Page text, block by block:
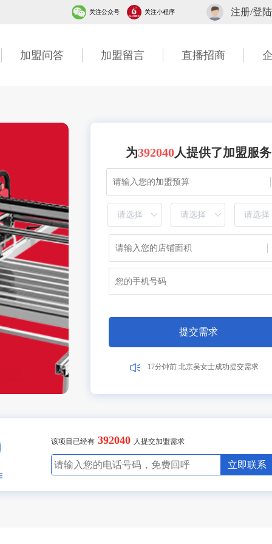
关注公众号 关注小程序 注册/登陆
加盟问答 加盟留言 直播招商
为392040人提供了加盟服务
提交需求
6分钟前 广东李女士成功提交需求
1分钟前 湖北张先生成功提交需求
2分钟前 山东高先生成功提交需求
3分钟前 广东古先生成功提交需求
10分钟前 四川贺先生成功提交需求
27分钟前 北京吴女士成功提交需求
10分钟前 四川贺先生成功提交需求
9分钟前 北京吴女士成功提交需求
2分钟前 山东甘先生成功提交需求
5分钟前 广东古先生成功提交需求
1分钟前 湖北胡先生成功提交需求
10分钟前 四川贺先生成功提交需求
7分钟前 北京吴女士成功提交需求
2分钟前 山东甘先生成功提交需求
3分钟前 广东古先生成功提交需求
1分钟前 湖北胡先生成功提交需求
40分钟前 四川贺先生成功提交需求
7分钟前 北京吴女士成功提交需求
2分钟前 山东甘先生成功提交需求
6分钟前 广东古先生成功提交需求
1分钟前 湖北胡先生成功提交需求
10分钟前 四川贺先生成功提交需求
7分钟前 北京吴女士成功提交需求
2分钟前 山东甘先生成功提交需求
3分钟前 广东古先生成功提交需求
1分钟前 湖北胡先生成功提交需求
20分钟前 四川贺先生成功提交需求
7分钟前 北京吴女士成功提交需求
2分钟前 山东甘先生成功提交需求
2分钟前 广东古先生成功提交需求
1分钟前 湖北胡先生成功提交需求
13分钟前 四川贺先生成功提交需求
27分钟前 北京吴女士成功提交需求
2分钟前 山东甘先生成功提交需求
3分钟前 广东古先生成功提交需求
1分钟前 湖北胡先生成功提交需求
10分钟前 四川贺先生成功提交需求
47分钟前 北京吴女士成功提交需求
2分钟前 山东甘先生成功提交需求
3分钟前 广东古先生成功提交需求
11分钟前 湖北胡先生成功提交需求
10分钟前 四川贺先生成功提交需求
27分钟前 北京吴女士成功提交需求
2分钟前 山东甘先生成功提交需求
13分钟前 广东古先生成功提交需求
13分钟前 湖北胡先生成功提交需求
30分钟前 四川贺先生成功提交需求
17分钟前 北京吴女士成功提交需求
2分钟前 山东甘先生成功提交需求
3分钟前 广东古先生成功提交需求
16分钟前 湖北胡先生成功提交需求
10分钟前 四川贺先生成功提交需求
7分钟前 北京吴女士成功提交需求
2分钟前 山东甘先生成功提交需求
该项目已经有 392040 人提交加盟需求
立即联系